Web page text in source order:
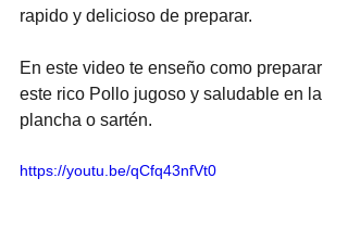
rapido y delicioso de preparar.
En este video te enseño como preparar
este rico Pollo jugoso y saludable en la
plancha o sartén.
https://youtu.be/qCfq43nfVt0